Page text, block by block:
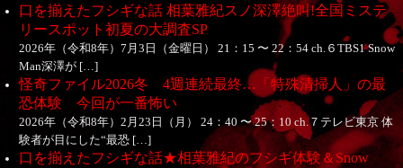
口を揃えたフシギな話 相葉雅紀スノ深澤絶叫!全国ミステ
リースポット初夏の大調査SP
2026年（令和8年）7月3日（金曜日） 21：15 〜 22：54 ch.６TBS1 Snow
Man深澤が […]
怪奇ファイル2026冬 4週連続最終…「特殊清掃人」の最
恐体験 今回が一番怖い
2026年（令和8年）2月23日（月） 24：40 〜 25：10 ch.７テレビ東京 体
験者が目にした“最恐 […]
口を揃えたフシギな話★相葉雅紀のフシギ体験＆Snow